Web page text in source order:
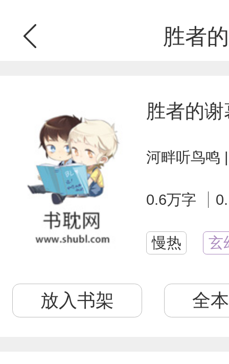
胜者
胜者的
河畔听鸟鸣
0.6万字
慢热 玄
放入书架 全